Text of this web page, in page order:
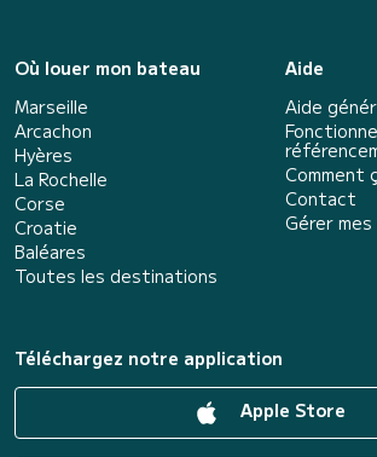
Où louer mon bateau
Marseille
Arcachon
Hyères
La Rochelle
Corse
Croatie
Baléares
Toutes les destinations
Aide
Aide
Comment
Contact
Gérer
Téléchargez notre application
Apple Store